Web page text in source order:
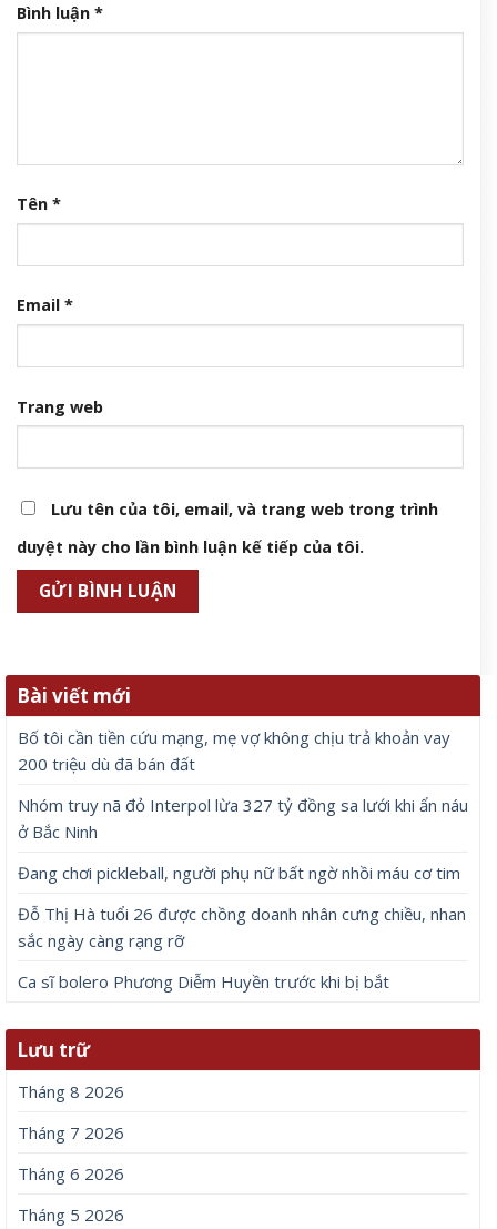
Bình luận *
Tên *
Email *
Trang web
Lưu tên của tôi, email, và trang web trong trình
duyệt này cho lần bình luận kế tiếp của tôi.
Bài viết mới
Bố tôi cần tiền cứu mạng, mẹ vợ không chịu trả khoản vay
200 triệu dù đã bán đất
Nhóm truy nã đỏ Interpol lừa 327 tỷ đồng sa lưới khi ẩn náu
ở Bắc Ninh
Đang chơi pickleball, người phụ nữ bất ngờ nhồi máu cơ tim
Đỗ Thị Hà tuổi 26 được chồng doanh nhân cưng chiều, nhan
sắc ngày càng rạng rỡ
Ca sĩ bolero Phương Diễm Huyền trước khi bị bắt
Lưu trữ
Tháng 8 2026
Tháng 7 2026
Tháng 6 2026
Tháng 5 2026